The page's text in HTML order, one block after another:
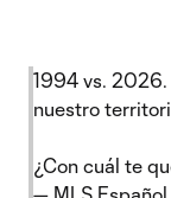
1994 vs. 2026.
nuestro
¿Con cuál te